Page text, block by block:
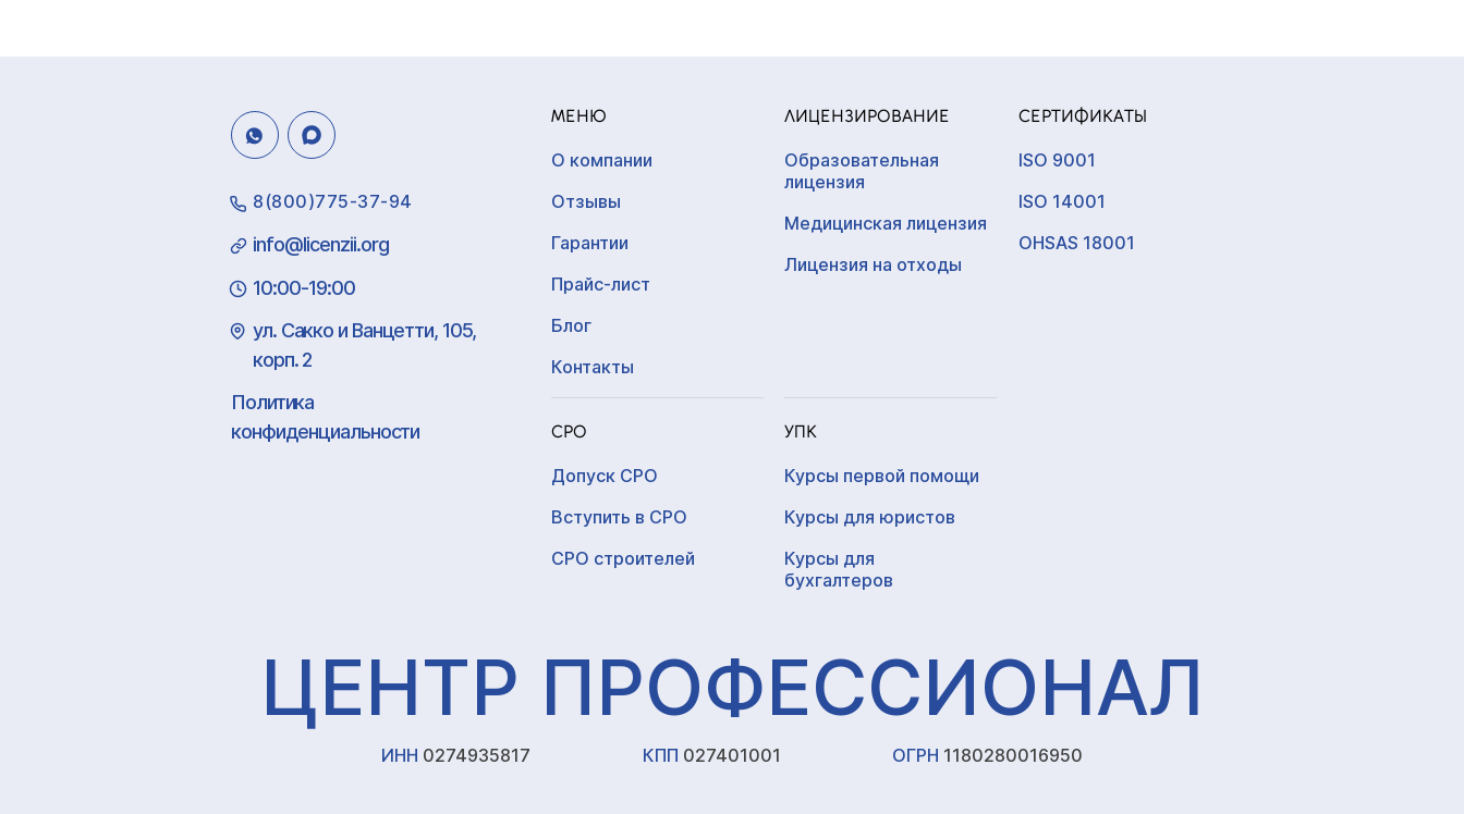
8(800)775-37-94
info@licenzii.org
10:00-19:00
ул. Сакко и Ванцетти, 105,
корп. 2
Политика
конфиденциальности
МЕНЮ
О компании
Отзывы
Гарантии
Прайс-лист
Блог
Контакты
ЛИЦЕНЗИРОВАНИЕ
Образовательная
лицензия
Медицинская лицензия
Лицензия на отходы
СЕРТИФИКАТЫ
ISO 9001
ISO 14001
OHSAS 18001
СРО
Допуск СРО
Вступить в СРО
СРО строителей
УПК
Курсы первой помощи
Курсы для юристов
Курсы для
бухгалтеров
ЦЕНТР ПРОФЕССИОНАЛ
ИНН 0274935817 КПП 027401001 ОГРН 1180280016950